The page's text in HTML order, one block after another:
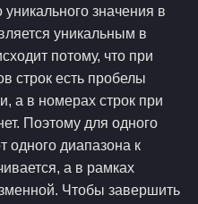
значения в
уникальным в
потому, что при
строк есть пробелы
а в номерах строк при
Поэтому для одного
одного диапазона к
а в рамках
Чтобы завершить